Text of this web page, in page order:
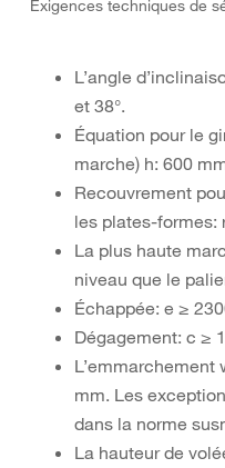
Exigences techniques de
L’angle
et 38°.
Équation pour le
marche) h: 600
Recouvrement
les plates-formes:
La plus haute
niveau que le
Échappée: e ≥
Dégagement: c ≥
L’emmarchement
mm. Les
dans la norme
La hauteur de